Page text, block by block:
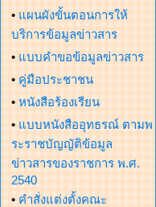
• แผนผังขั้นตอนการให้
บริการข้อมูลข่าวสาร
• แบบคำขอข้อมูลข่าวสาร
• คู่มือประชาชน
• หนังสือร้องเรียน
• แบบหนังสืออุทธรณ์ ตามพ
ระราชบัญญัติข้อมูล
ข่าวสารของราชการ พ.ศ.
2540
• คำสั่งแต่งตั้งคณะ